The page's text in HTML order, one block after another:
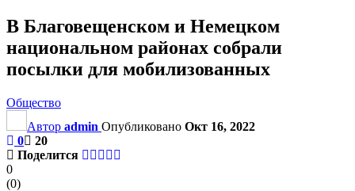
В Благовещенском и Немецком
национальном районах собрали
посылки для мобилизованных
Общество
Автор admin Опубликовано Окт 16, 2022
0
20
Поделится
0
(0)